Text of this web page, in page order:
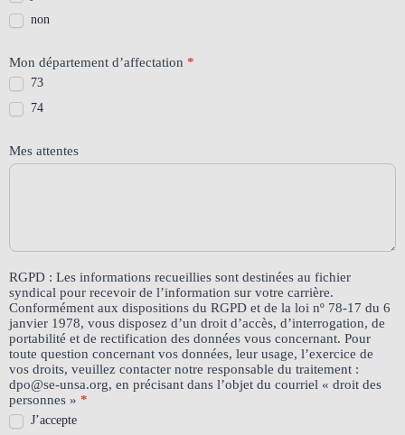
non
Mon département d’affectation *
73
74
Mes attentes
RGPD : Les informations recueillies sont destinées au fichier
syndical pour recevoir de l’information sur votre carrière.
Conformément aux dispositions du RGPD et de la loi nº 78-17 du 6
janvier 1978, vous disposez d’un droit d’accès, d’interrogation, de
portabilité et de rectification des données vous concernant. Pour
toute question concernant vos données, leur usage, l’exercice de
vos droits, veuillez contacter notre responsable du traitement :
dpo@se-unsa.org, en précisant dans l’objet du courriel « droit des
personnes » *
J’accepte